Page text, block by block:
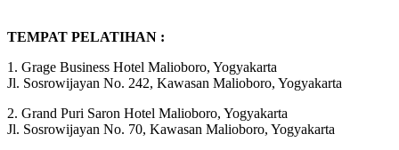
TEMPAT PELATIHAN :
1. Grage Business Hotel Malioboro, Yogyakarta
Jl. Sosrowijayan No. 242, Kawasan Malioboro, Yogyakarta
2. Grand Puri Saron Hotel Malioboro, Yogyakarta
Jl. Sosrowijayan No. 70, Kawasan Malioboro, Yogyakarta